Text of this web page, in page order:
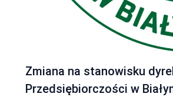
Zmiana na stanowisku
Przedsiębiorczości w